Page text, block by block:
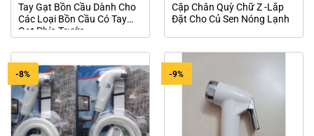
Tay Gạt Bồn Cầu Dành Cho
Các Loại Bồn Cầu Có Tay
Gạt Phía Trước
Cặp Chân Quỳ Chữ Z -Lắp
Đặt Cho Củ Sen Nóng Lạnh
-8% -9%